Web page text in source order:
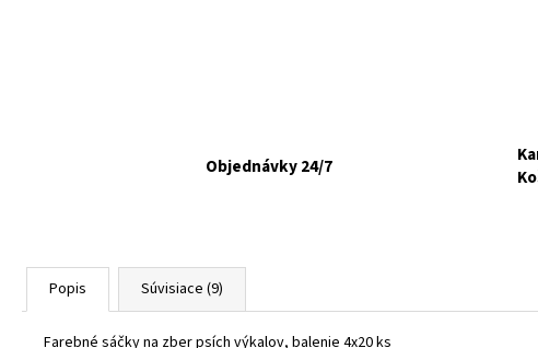
Objednávky 24/7
Popis Súvisiace (9)
Farebné sáčky na zber psích výkalov, balenie 4x20 ks